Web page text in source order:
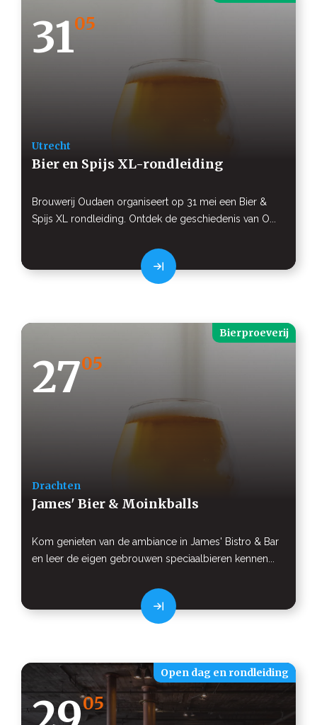
3105
Utrecht
Bier en Spijs XL-rondleiding
Brouwerij Oudaen organiseert op 31 mei een Bier &
Spijs XL rondleiding. Ontdek de geschiedenis van O...
2705
Bierproeverij
Drachten
James' Bier & Moinkballs
Kom genieten van de ambiance in James' Bistro & Bar
en leer de eigen gebrouwen speciaalbieren kennen...
05
Open dag en rondleiding